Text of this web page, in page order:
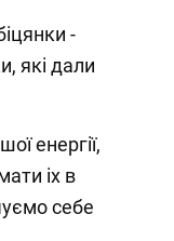
-
які дали
енергії,
іх в
себе